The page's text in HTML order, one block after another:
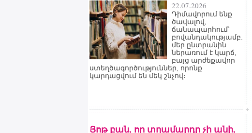
22.07.2026
Դիմավորում ենք
ծավալով,
ճանապարհում՝
բովանդակությամբ.
մեր ընտրանին
ներառում է կարճ,
բայց արժեքավոր
ստեղծագործություններ, որոնք
կարդացվում են մեկ շնչով։
Յոթ բան, որ տղամարդը չի անի,